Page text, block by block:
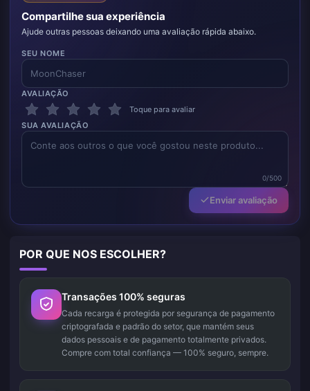
Compartilhe sua experiência
Ajude outras pessoas deixando uma avaliação rápida abaixo.
SEU NOME
AVALIAÇÃO
Toque para avaliar
SUA AVALIAÇÃO
0/500
Enviar avaliação
POR QUE NOS ESCOLHER?
Transações 100% seguras
Cada recarga é protegida por segurança de pagamento
criptografada e padrão do setor, que mantém seus
dados pessoais e de pagamento totalmente privados.
Compre com total confiança — 100% seguro, sempre.